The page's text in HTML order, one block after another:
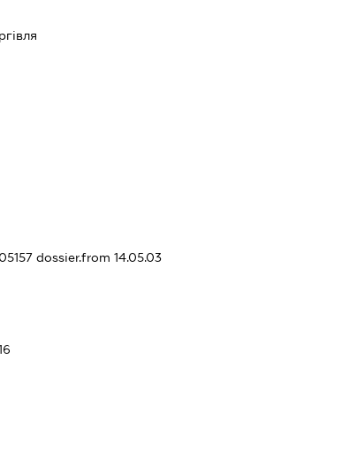
dossier.from 14.05.03